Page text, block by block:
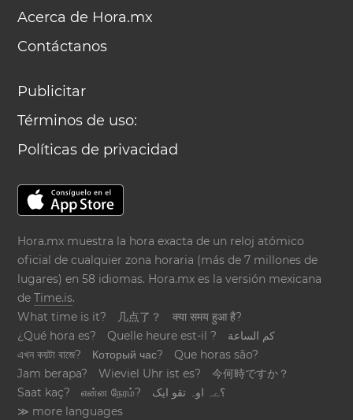
Acerca de Hora.mx
Contáctanos
Publicitar
Términos de uso:
Políticas de privacidad
Hora.mx muestra la hora exacta de un reloj atómico
oficial de cualquier zona horaria (más de 7 millones de
lugares) en 58 idiomas. Hora.mx es la versión mexicana
deTime.is.
What time is it?
几点了？
क्या समय हुआ है?
¿Qué hora es?
Quelle heure est-il ?
كم الساعة
এখন কয়টা বাজে?
Который час?
Que horas são?
Jam berapa?
Wieviel Uhr ist es?
今何時ですか？
Saat kaç?
என்ன நேரம்?
؟ےہ اوہ تقو ایک
≫ more languages